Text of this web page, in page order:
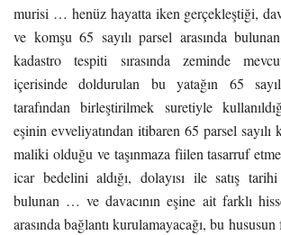
murisi … henüz hayatta iken gerçekleştiği,
ve komşu 65 sayılı parsel arasında
kadastro tespiti sırasında zeminde
içerisinde doldurulan bu yatağın 65
tarafından birleştirilmek suretiyle
eşinin evveliyatından itibaren 65 parsel sayılı
maliki olduğu ve taşınmaza fiilen tasarruf
icar bedelini aldığı, dolayısı ile satış
bulunan … ve davacının eşine ait farklı
arasında bağlantı kurulamayacağı, bu